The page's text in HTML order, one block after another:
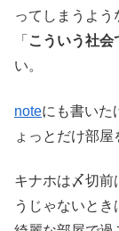
ってしまうよ
「 こういう社会
い。
noteにも書いた
ょっとだけ部屋
キナホは〆切前
うじゃないと